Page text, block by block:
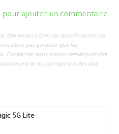
ajouter un commentaire.
des erreurs dans les spécifications ou
donc pas garantir que les
Contactez-nous si vous remarquez des
et les corrigerons dès que
5G Lite